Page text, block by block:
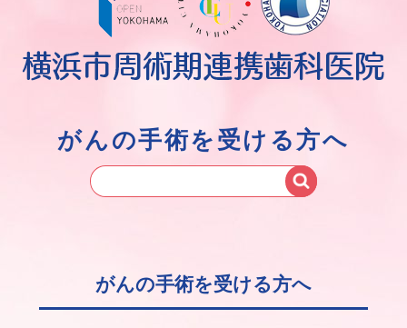
がんの手術を受ける方へ
がんの手術を受ける方へ